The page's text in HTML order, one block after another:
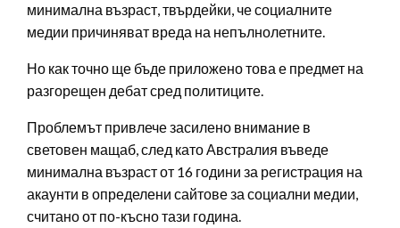
минимална възраст, твърдейки, че социалните
медии причиняват вреда на непълнолетните.
Но как точно ще бъде приложено това е предмет на
разгорещен дебат сред политиците.
Проблемът привлече засилено внимание в
световен мащаб, след като Австралия въведе
минимална възраст от 16 години за регистрация на
акаунти в определени сайтове за социални медии,
считано от по-късно тази година.